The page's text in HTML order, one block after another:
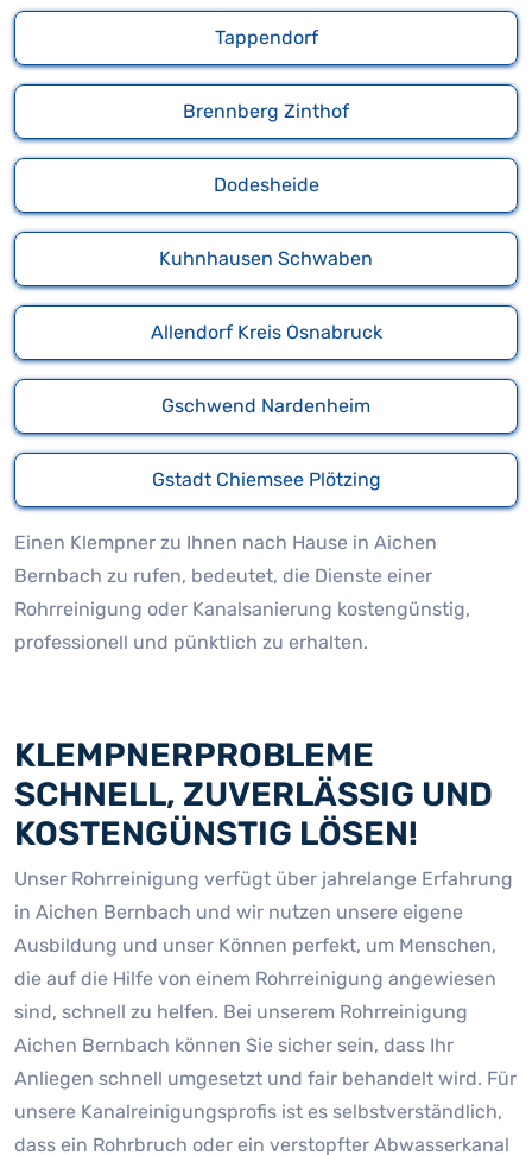
Tappendorf
Brennberg Zinthof
Dodesheide
Kuhnhausen Schwaben
Allendorf Kreis Osnabruck
Gschwend Nardenheim
Gstadt Chiemsee Plötzing
Einen Klempner zu Ihnen nach Hause in Aichen
Bernbach zu rufen, bedeutet, die Dienste einer
Rohrreinigung oder Kanalsanierung kostengünstig,
professionell und pünktlich zu erhalten.
KLEMPNERPROBLEME
SCHNELL, ZUVERLÄSSIG UND
KOSTENGÜNSTIG LÖSEN!
Unser Rohrreinigung verfügt über jahrelange Erfahrung
in Aichen Bernbach und wir nutzen unsere eigene
Ausbildung und unser Können perfekt, um Menschen,
die auf die Hilfe von einem Rohrreinigung angewiesen
sind, schnell zu helfen. Bei unserem Rohrreinigung
Aichen Bernbach können Sie sicher sein, dass Ihr
Anliegen schnell umgesetzt und fair behandelt wird. Für
unsere Kanalreinigungsprofis ist es selbstverständlich,
dass ein Rohrbruch oder ein verstopfter Abwasserkanal